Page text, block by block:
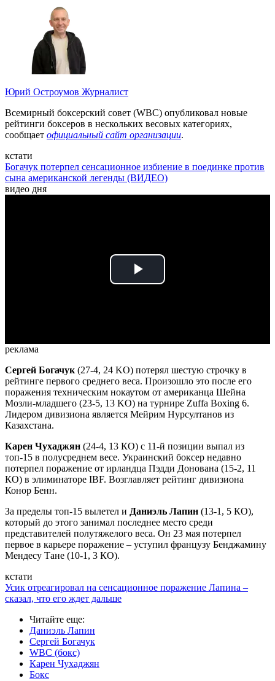
Юрий Остроумов Журналист
Всемирный боксерский совет (WBC) опубликовал новые
рейтинги боксеров в нескольких весовых категориях,
сообщает официальный сайт организации.
кстати
Богачук потерпел сенсационное избиение в поединке против
сына американской легенды (ВИДЕО)
видео дня
Play
реклама
Сергей Богачук(27-4, 24 KO) потерял шестую строчку в
рейтинге первого среднего веса. Произошло это после его
поражения техническим нокаутом от американца Шейна
Мозли-младшего (23-5, 13 KO) на турнире Zuffa Boxing 6.
Лидером дивизиона является Мейрим Нурсултанов из
Казахстана.
Карен Чухаджян (24-4, 13 КО) с 11-й позиции выпал из
топ-15 в полусреднем весе. Украинский боксер недавно
потерпел поражение от ирландца Пэдди Донована (15-2, 11
КО) в элиминаторе IBF. Возглавляет рейтинг дивизиона
Конор Бенн.
За пределы топ-15 вылетел и Даниэль Лапин (13-1, 5 КО),
который до этого занимал последнее место среди
представителей полутяжелого веса. Он 23 мая потерпел
первое в карьере поражение – уступил французу Бенджамину
Мендесу Тане (10-1, 3 КО).
кстати
Усик отреагировал на сенсационное поражение Лапина –
сказал, что его ждет дальше
Читайте еще:
Даниэль Лапин
Сергей Богачук
WBC (бокс)
Карен Чухаджян
Бокс